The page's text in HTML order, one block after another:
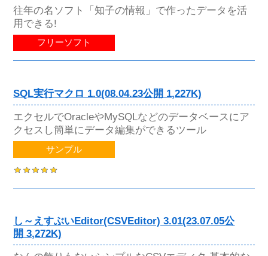
往年の名ソフト「知子の情報」で作ったデータを活
用できる!
フリーソフト
SQL実行マクロ 1.0(08.04.23公開 1,227K)
エクセルでOracleやMySQLなどのデータベースにア
クセスし簡単にデータ編集ができるツール
サンプル
し～えすぶいEditor(CSVEditor) 3.01(23.07.05公
開 3,272K)